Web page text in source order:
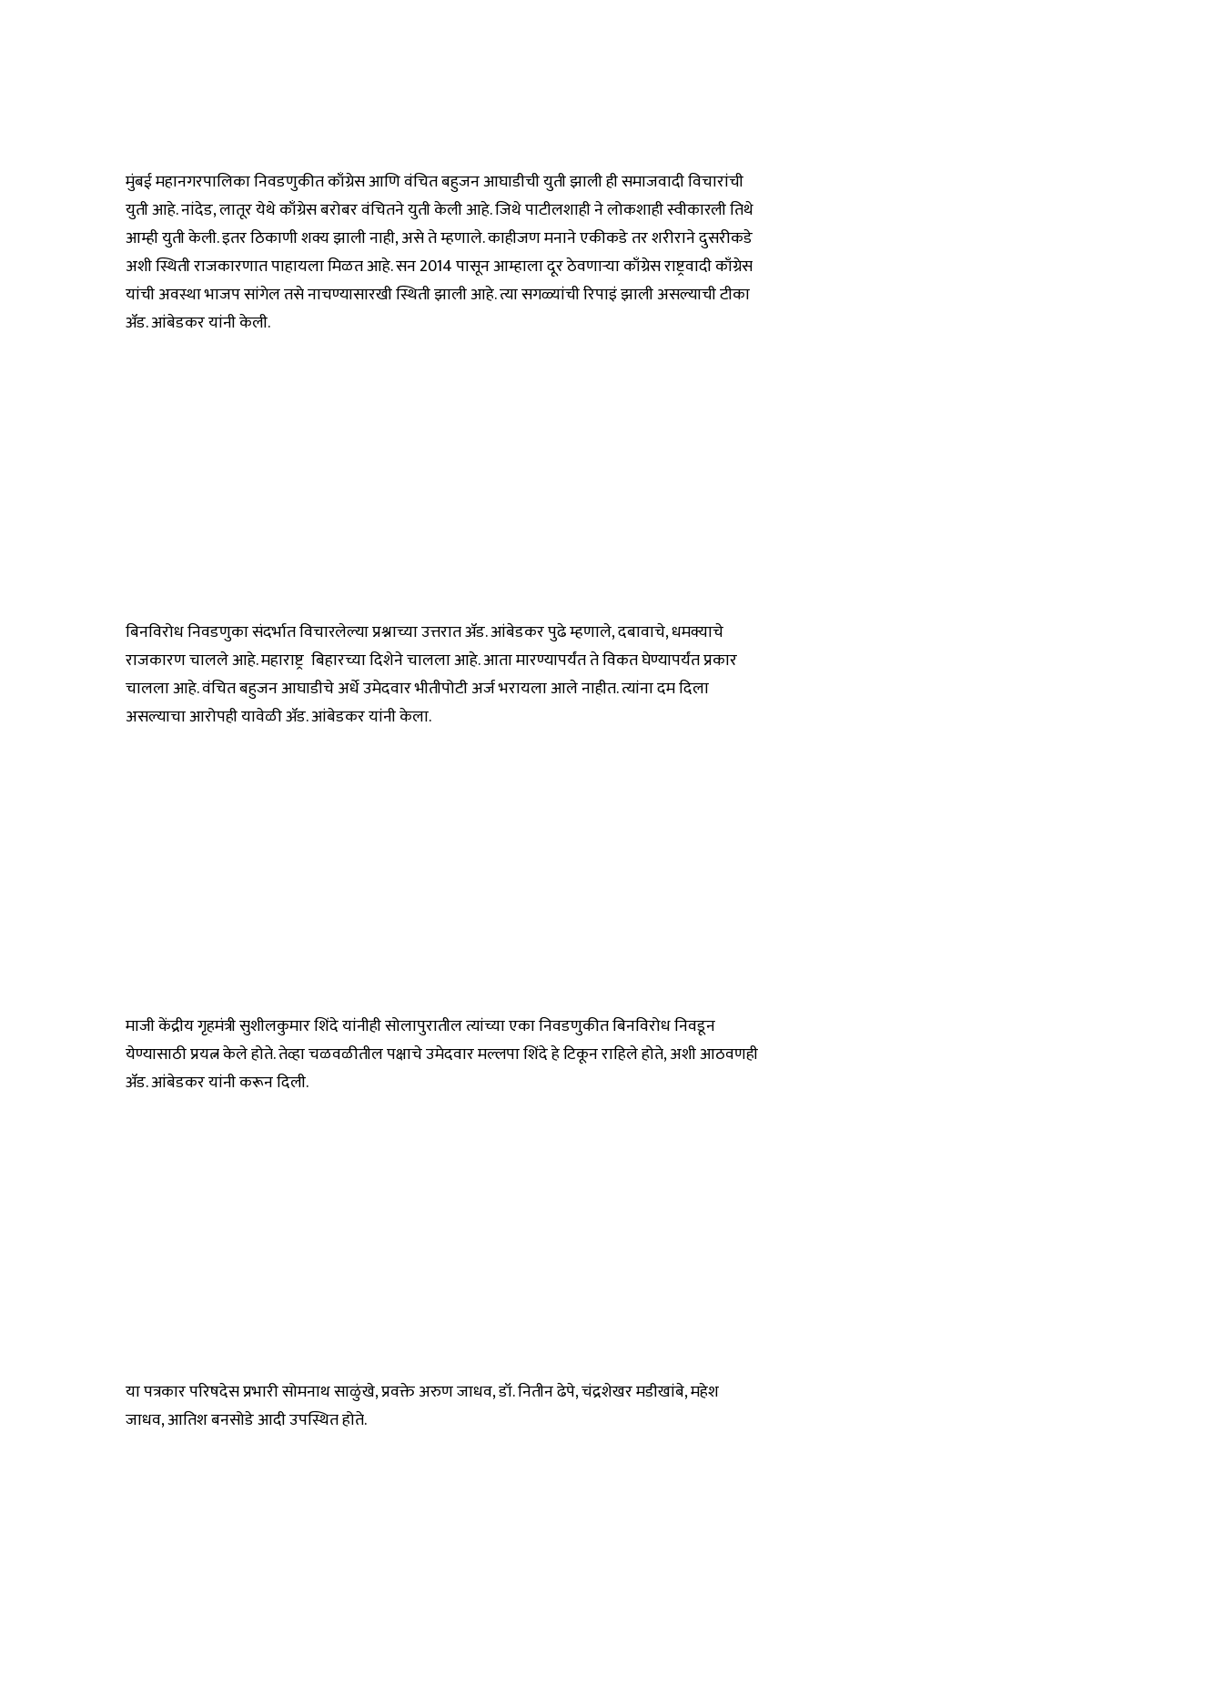
मुंबई महानगरपालिका निवडणुकीत काँग्रेस आणि वंचित बहुजन आघाडीची युती झाली ही समाजवादी विचारांची
युती आहे. नांदेड, लातूर येथे काँग्रेस बरोबर वंचितने युती केली आहे. जिथे पाटीलशाही ने लोकशाही स्वीकारली तिथे
आम्ही युती केली. इतर ठिकाणी शक्य झाली नाही, असे ते म्हणाले. काहीजण मनाने एकीकडे तर शरीराने दुसरीकडे
अशी स्थिती राजकारणात पाहायला मिळत आहे. सन 2014 पासून आम्हाला दूर ठेवणाऱ्या काँग्रेस राष्ट्रवादी काँग्रेस
यांची अवस्था भाजप सांगेल तसे नाचण्यासारखी स्थिती झाली आहे. त्या सगळ्यांची रिपाइं झाली असल्याची टीका
ॲड. आंबेडकर यांनी केली.
बिनविरोध निवडणुका संदर्भात विचारलेल्या प्रश्नाच्या उत्तरात ॲड. आंबेडकर पुढे म्हणाले, दबावाचे, धमक्याचे
राजकारण चालले आहे. महाराष्ट्र बिहारच्या दिशेने चालला आहे. आता मारण्यापर्यंत ते विकत घेण्यापर्यंत प्रकार
चालला आहे. वंचित बहुजन आघाडीचे अर्धे उमेदवार भीतीपोटी अर्ज भरायला आले नाहीत. त्यांना दम दिला
असल्याचा आरोपही यावेळी ॲड. आंबेडकर यांनी केला.
माजी केंद्रीय गृहमंत्री सुशीलकुमार शिंदे यांनीही सोलापुरातील त्यांच्या एका निवडणुकीत बिनविरोध निवडून
येण्यासाठी प्रयत्न केले होते. तेव्हा चळवळीतील पक्षाचे उमेदवार मल्लपा शिंदे हे टिकून राहिले होते, अशी आठवणही
ॲड. आंबेडकर यांनी करून दिली.
या पत्रकार परिषदेस प्रभारी सोमनाथ साळुंखे, प्रवक्ते अरुण जाधव, डॉ. नितीन ढेपे, चंद्रशेखर मडीखांबे, महेश
जाधव, आतिश बनसोडे आदी उपस्थित होते.